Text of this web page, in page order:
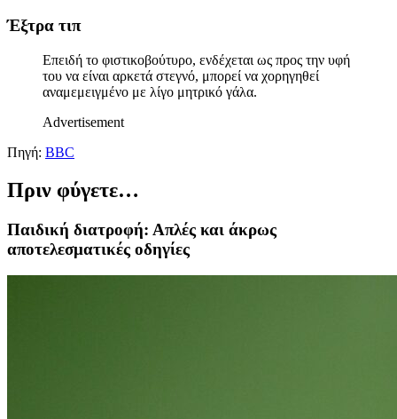
Έξτρα τιπ
Επειδή το φιστικοβούτυρο, ενδέχεται ως προς την υφή
του να είναι αρκετά στεγνό, μπορεί να χορηγηθεί
αναμεμειγμένο με λίγο μητρικό γάλα.
Advertisement
Πηγή: ΒΒC
Πριν φύγετε…
Παιδική διατροφή: Απλές και άκρως
αποτελεσματικές οδηγίες